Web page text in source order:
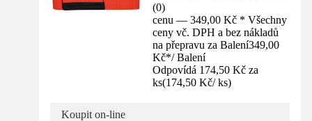
(0)
cenu — 349,00 Kč * Všechny
ceny vč. DPH a bez nákladů
na přepravu za Balení349,00
Kč*/ Balení
Odpovídá 174,50 Kč za
ks(174,50 Kč/ ks)
Koupit on-line